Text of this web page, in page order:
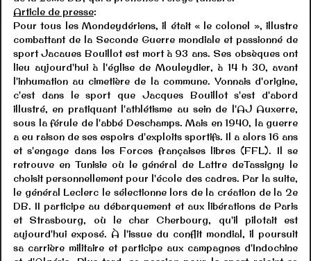
Article de presse:
Pour tous les Mondeydériens, il était « le colonel », illustre
combattant de la Seconde Guerre mondiale et passionné de
sport Jacaues Bouillot est mort à 93 ans. Ses obsèques ont
lieu aujourd'hui à l'église de Mouleydier, à 14 h 30, avant
l'inhumation au cimetière de la commune. Yonnais d'origine,
c'est dans le sport que Jacques Bouillot s'est d'abord
illustré, en pratiquant l'athlétisme au sein de l'AJ Auxerre,
sous la férule de l'abbé Deschamps. Mais en 1940, la guerre
a eu raison de ses espoirs d'exploits sportifs. Il a alors 16 ans
et s'engage dans les Forces françaises libres (FFL). Il se
retrouve en Tunisie où le général de Lattre deTassigny le
choisit personnellement pour l'école des cadres. Par la suite,
le général Leclerc le sélectionne lors de la création de la 2e
DB. II participe au débarquement et aux libérations de Paris
et Strasbourg, où le char Cherbourg, qu'il pilotait est
aujourd'hui exposé. À l'issue du conflit mondial, il poursuit
sa carrière militaire et participe aux campagnes d'Indochine